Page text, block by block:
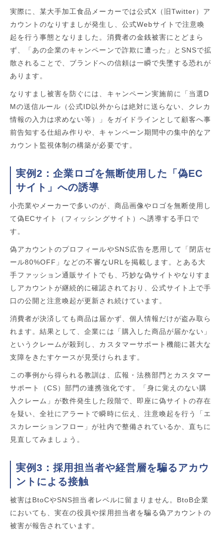
実際に、某大手加工食品メーカーでは公式X（旧Twitter）ア
カウントのなりすましが発生し、公式Webサイトで注意喚
起を行う事態となりました。消費者の金銭被害にとどまら
ず、「あの企業のキャンペーンで詐欺に遭った」とSNSで拡
散されることで、ブランドへの信頼は一瞬で失墜する恐れが
あります。
なりすまし被害を防ぐには、キャンペーン実施前に「当選D
Mの送信ルール（公式ID以外からは絶対に送らない、クレカ
情報の入力は求めない等）」をガイドラインとして顧客へ事
前告知する仕組み作りや、キャンペーン期間中の集中的なア
カウント監視体制の構築が必要です。
実例2：企業ロゴを無断使用した「偽EC
サイト」への誘導
小売業やメーカーで多いのが、商品画像やロゴを無断使用し
て偽ECサイト（フィッシングサイト）へ誘導する手口で
す。
偽アカウントのプロフィールやSNS広告を悪用して「閉店セ
ール80%OFF」などの不審なURLを掲載します。とある大
手ファッション通販サイトでも、巧妙な偽サイトやなりすま
しアカウントが継続的に確認されており、公式サイト上で手
口の公開と注意喚起が更新され続けています。
消費者が決済しても商品は届かず、個人情報だけが盗み取ら
れます。結果として、企業には「購入した商品が届かない」
というクレームが殺到し、カスタマーサポート機能に甚大な
支障をきたすケースが見受けられます。
この事例から得られる教訓は、広報・法務部門とカスタマー
サポート（CS）部門の連携強化です。「身に覚えのない購
入クレーム」が数件発生した段階で、即座に偽サイトの存在
を疑い、全社にアラートで瞬時に伝え、注意喚起を行う「エ
スカレーションフロー」が社内で整備されているか、直ちに
見直してみましょう。
実例3：採用担当者や経営層を騙るアカウ
ントによる接触
被害はBtoCやSNS担当者レベルに留まりません。BtoB企業
においても、実在の役員や採用担当者を騙る偽アカウントの
被害が報告されています。